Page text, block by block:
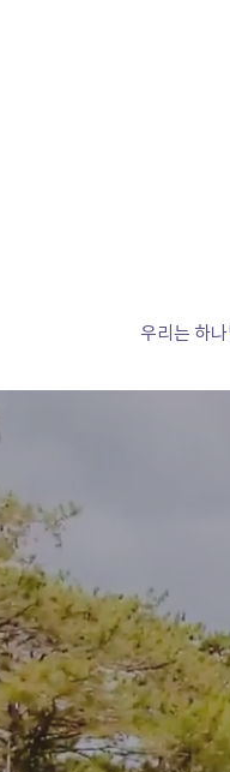
우리는 하